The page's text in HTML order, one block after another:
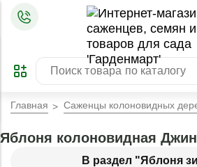
ПРЕДЗАКАЗ
ЗАБРОНИРОВАТЬ
ЛУЧШЕЕ
Главная Саженцы колоновидных
В раздел "Яблоня
Яблоня колоновидная Джин